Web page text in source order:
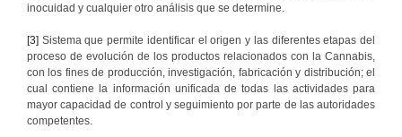
inocuidad y cualquier otro análisis que se determine.
[3] Sistema que permite identificar el origen y las diferentes etapas del
proceso de evolución de los productos relacionados con la Cannabis,
con los fines de producción, investigación, fabricación y distribución; el
cual contiene la información unificada de todas las actividades para
mayor capacidad de control y seguimiento por parte de las autoridades
competentes.